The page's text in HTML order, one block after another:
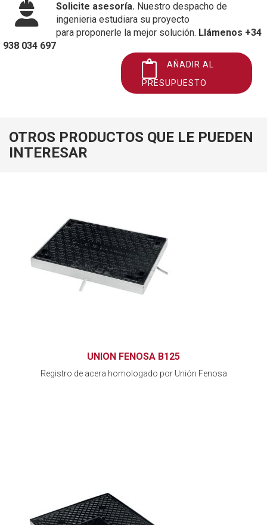
Solicite asesoría. Nuestro despacho de
ingenieria estudiara su proyecto
para proponerle la mejor solución. Llámenos +34
938 034 697
AÑADIR AL
PRESUPUESTO
OTROS PRODUCTOS QUE LE PUEDEN
INTERESAR
UNION FENOSA B125
Registro de acera homologado por Unión Fenosa